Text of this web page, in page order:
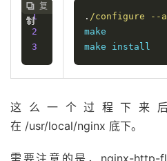
 复
制
 复
制
 复
制
 复
制
 复
制
 复
制
 复
制
 复
制
 复
制
 复
制1
2
3
. /configure --
make
make install
这么一个过程下来
在 /usr/local/nginx 底下。